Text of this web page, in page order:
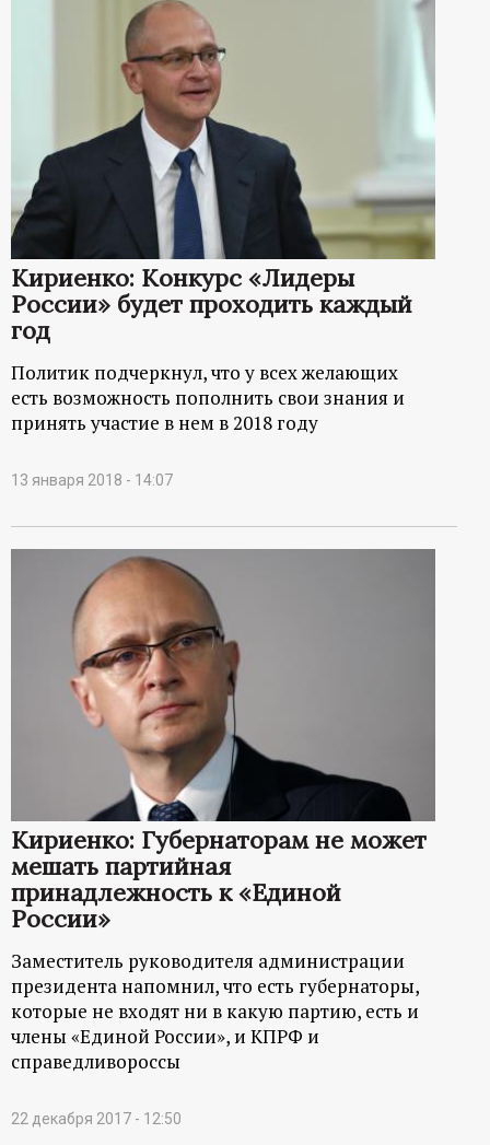
Кириенко: Конкурс «Лидеры
России» будет проходить каждый
год
Политик подчеркнул, что у всех желающих
есть возможность пополнить свои знания и
принять участие в нем в 2018 году
13 января 2018 - 14:07
Кириенко: Губернаторам не может
мешать партийная
принадлежность к «Единой
России»
Заместитель руководителя администрации
президента напомнил, что есть губернаторы,
которые не входят ни в какую партию, есть и
члены «Единой России», и КПРФ и
справедливороссы
22 декабря 2017 - 12:50